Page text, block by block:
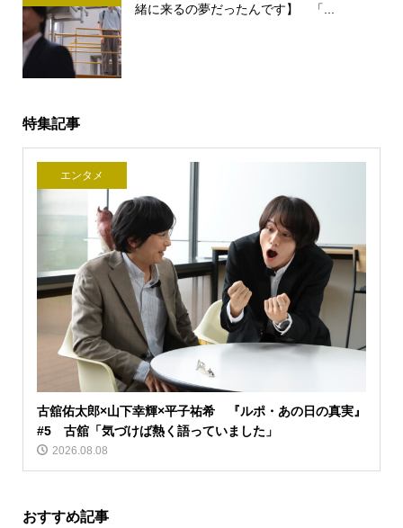
緒に来るの夢だったんです】 「...
特集記事
エンタメ
古舘佑太郎×山下幸輝×平子祐希 『ルポ・あの日の真実』
#5 古舘「気づけば熱く語っていました」
2026.08.08
おすすめ記事